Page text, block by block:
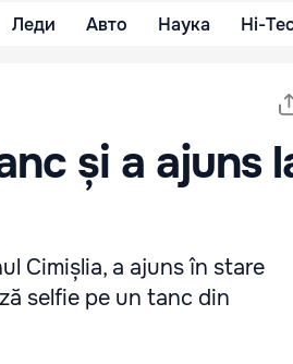
Леди Авто Наука Hi-
și a ajuns
Cimișlia, a ajuns în stare
selfie pe un tanc din